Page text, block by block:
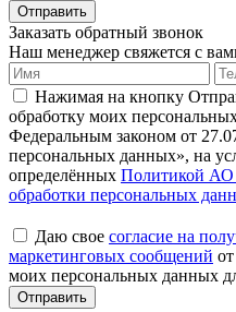
Отправить
Заказать обратный звонок
Наш менеджер свяжется с
Нажимая на кнопку
обработку моих
Федеральным законом от
персональных данных», на
определённых Политикой
обработки персональных
Даю свое согласие на
маркетинговых сообщений
моих персональных данных